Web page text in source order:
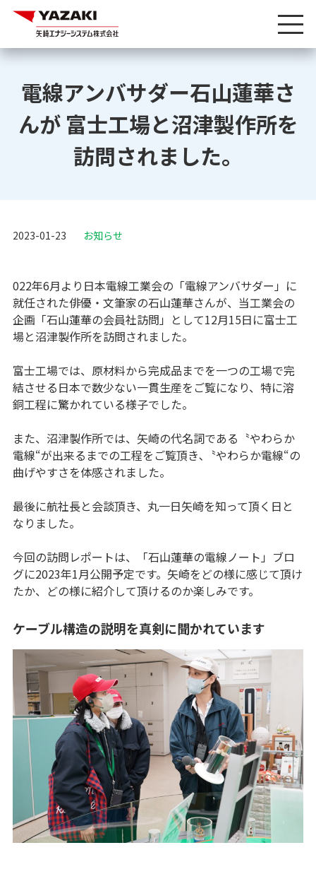
電線アンバサダー石山蓮華さ
んが 富士工場と沼津製作所を
訪問されました。
2023-01-23 お知らせ
022年6月より日本電線工業会の「電線アンバサダー」に
就任された俳優・文筆家の石山蓮華さんが、当工業会の
企画「石山蓮華の会員社訪問」として12月15日に富士工
場と沼津製作所を訪問されました。
富士工場では、原材料から完成品までを一つの工場で完
結させる日本で数少ない一貫生産をご覧になり、特に溶
銅工程に驚かれている様子でした。
また、沼津製作所では、矢崎の代名詞である〝やわらか
電線“が出来るまでの工程をご覧頂き､〝やわらか電線“の
曲げやすさを体感されました。
最後に航社長と会談頂き、丸一日矢崎を知って頂く日と
なりました。
今回の訪問レポートは、「石山蓮華の電線ノート」ブロ
グに2023年1月公開予定です。矢崎をどの様に感じて頂け
たか、どの様に紹介して頂けるのか楽しみです。
ケーブル構造の説明を真剣に聞かれています